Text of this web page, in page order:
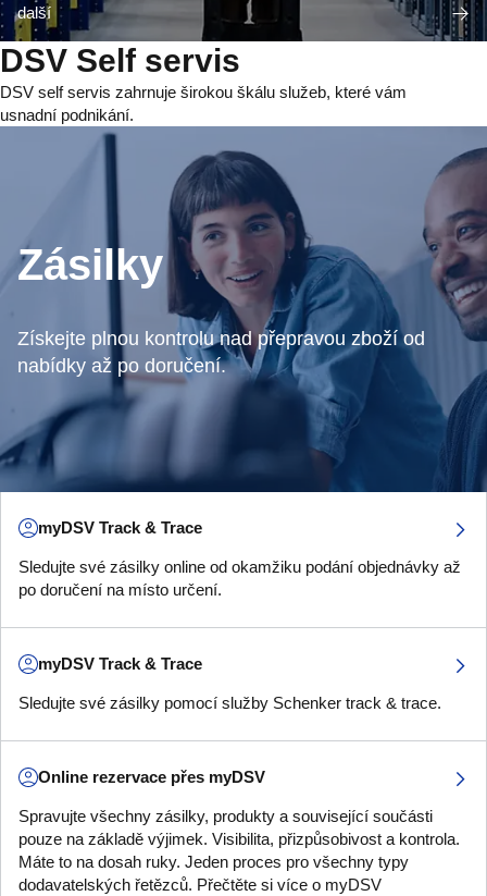
další
DSV Self servis
DSV self servis zahrnuje širokou škálu služeb, které vám
usnadní podnikání.
Zásilky
Získejte plnou kontrolu nad přepravou zboží od
nabídky až po doručení.
myDSV Track & Trace
Sledujte své zásilky online od okamžiku podání objednávky až
po doručení na místo určení.
myDSV Track & Trace
Sledujte své zásilky pomocí služby Schenker track & trace.
Online rezervace přes myDSV
Spravujte všechny zásilky, produkty a související součásti
pouze na základě výjimek. Visibilita, přizpůsobivost a kontrola.
Máte to na dosah ruky. Jeden proces pro všechny typy
dodavatelských řetězců. Přečtěte si více o myDSV